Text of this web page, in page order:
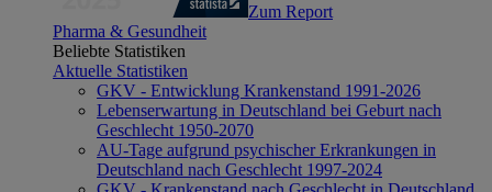
Zum Report
Pharma & Gesundheit
Beliebte Statistiken
Aktuelle Statistiken
GKV - Entwicklung Krankenstand 1991-2026
Lebenserwartung in Deutschland bei Geburt nach
Geschlecht 1950-2070
AU-Tage aufgrund psychischer Erkrankungen in
Deutschland nach Geschlecht 1997-2024